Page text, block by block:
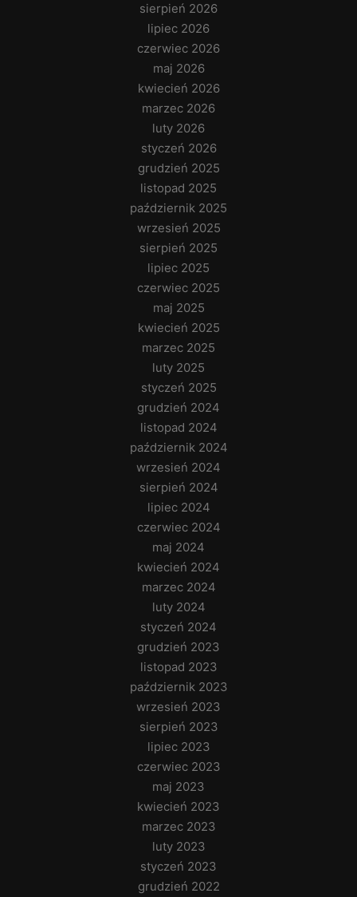
sierpień 2026
lipiec 2026
czerwiec 2026
maj 2026
kwiecień 2026
marzec 2026
luty 2026
styczeń 2026
grudzień 2025
listopad 2025
październik 2025
wrzesień 2025
sierpień 2025
lipiec 2025
czerwiec 2025
maj 2025
kwiecień 2025
marzec 2025
luty 2025
styczeń 2025
grudzień 2024
listopad 2024
październik 2024
wrzesień 2024
sierpień 2024
lipiec 2024
czerwiec 2024
maj 2024
kwiecień 2024
marzec 2024
luty 2024
styczeń 2024
grudzień 2023
listopad 2023
październik 2023
wrzesień 2023
sierpień 2023
lipiec 2023
czerwiec 2023
maj 2023
kwiecień 2023
marzec 2023
luty 2023
styczeń 2023
grudzień 2022